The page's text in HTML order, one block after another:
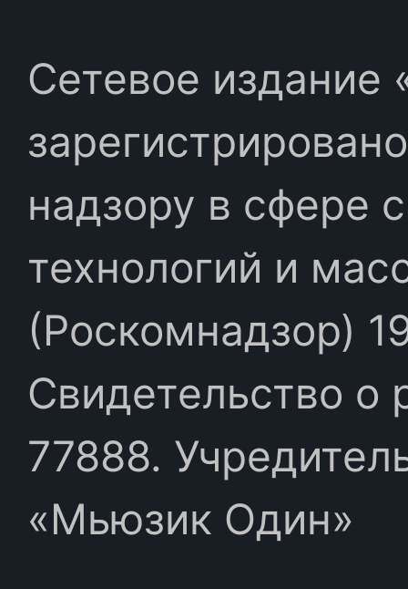
Сетевое издание
надзору в сфере
технологий и
(Роскомнадзор)
Свидетельство
77888.
«Мьюзик Один»